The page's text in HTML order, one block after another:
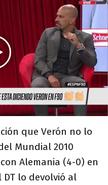
que Verón no lo
Mundial 2010
Alemania (4-0) en
lo devolvió al